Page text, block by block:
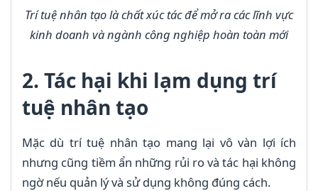
Trí tuệ nhân tạo là chất xúc tác để mở ra các lĩnh vực
kinh doanh và ngành công nghiệp hoàn toàn mới
2. Tác hại khi lạm dụng trí
tuệ nhân tạo
Mặc dù trí tuệ nhân tạo mang lại vô vàn lợi ích
nhưng cũng tiềm ẩn những rủi ro và tác hại không
ngờ nếu quản lý và sử dụng không đúng cách.